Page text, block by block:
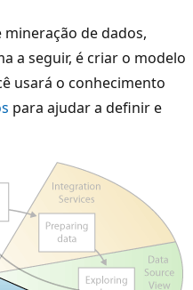
de dados,
a seguir, é criar o modelo
usará o conhecimento
para ajudar a definir e